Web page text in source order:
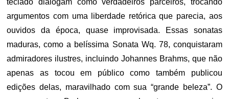
teclado dialogam como verdadeiros parceiros, trocando
argumentos com uma liberdade retórica que parecia, aos
ouvidos da época, quase improvisada. Essas sonatas
maduras, como a belíssima Sonata Wq. 78, conquistaram
admiradores ilustres, incluindo Johannes Brahms, que não
apenas as tocou em público como também publicou
edições delas, maravilhado com sua “grande beleza”. O